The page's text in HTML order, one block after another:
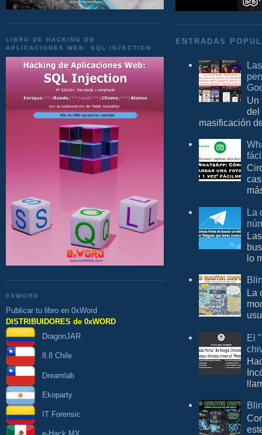
LIBRO DE HACKING DE
APLICACIONES WEB: SQL INJECTION
0XWORD
Publicar tu libro en 0xWord
DISTRIBUIDORES de 0xWORD
DragonJAR
8.8 Chile
Dreamlab
Ekoparty
IT Forensic
ENTRADAS
Un
del
masificación
La
lo
La
El